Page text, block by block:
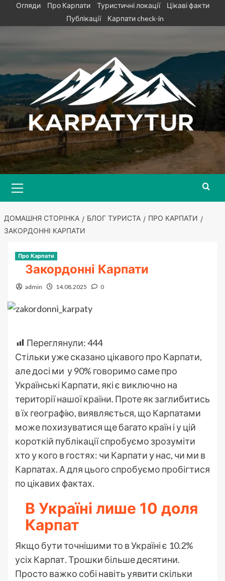
Огляди Про Карпати Туристичні локації
Цікаві факти
Публікації
Карпати check-in
Menu
ДОМАШНЯ СТОРІНКА БЛОГ ТУРИСТА
ПРО КАРПАТИ
ЗАКОРДОННІ КАРПАТИ
Про Карпати
Закордонні Карпати
admin 14.08.2025 0
Переглянули:444
Стільки уже сказано цікавого про Карпати,
але досі ми у 90% говоримо саме про
Українські Карпати, які є виключно на
території нашої країни. Проте як заглибитись
в їх географію, виявляється, що Карпатами
може похизуватися ще багато країн і у цій
короткій публікації спробуємо зрозуміти
хто у кого в гостях: чи Карпати у нас, чи ми в
Карпатах. А для цього спробуємо пробігтися
по цікавих фактах.
В Україні лише 10 доля
Карпат
Якщо бути точнішими то в Україні є 10.2%
усіх Карпат. Трошки більше десятини.
Просто важко собі навіть уявити скільки